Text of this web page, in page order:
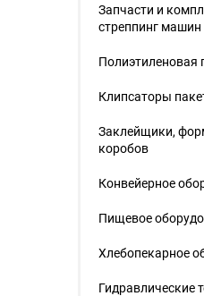
Запчасти и
стреппинг машин
Полиэтиленовая
Клипсаторы
Заклейщики,
коробов
Конвейерное
Пищевое
Хлебопекарное
Гидравлические